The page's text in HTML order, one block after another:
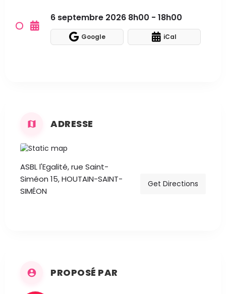
6 septembre 2026 8h00 - 18h00
Google iCal
ADRESSE
ASBL l'Egalité, rue Saint-
Siméon 15, HOUTAIN-SAINT-
SIMÉON
Get Directions
PROPOSÉ PAR